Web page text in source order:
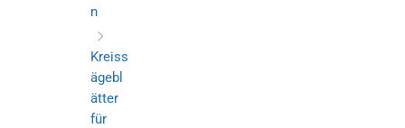
n
Kreiss
ägebl
ätter
für